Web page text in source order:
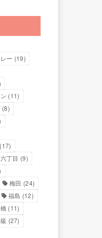
ー (19)
(11)
(8)
丁目 (9)
梅田 (24)
福島 (12)
(11)
(27)